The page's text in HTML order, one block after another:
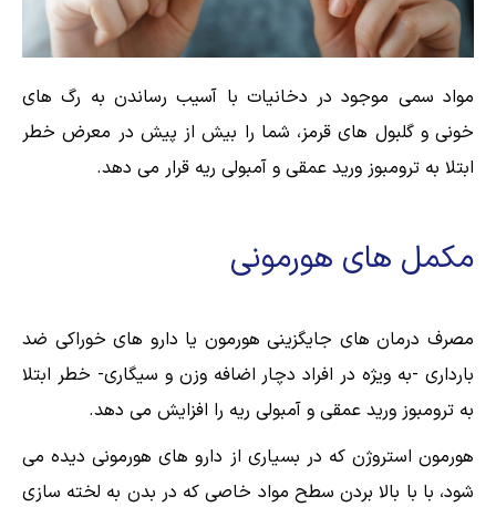
مواد سمی موجود در دخانیات با آسیب رساندن به رگ های
خونی و گلبول های قرمز، شما را بیش از پیش در معرض خطر
ابتلا به ترومبوز ورید عمقی و آمبولی ریه قرار می دهد.
مکمل های هورمونی
مصرف درمان های جایگزینی هورمون یا دارو های خوراکی ضد
بارداری -به ویژه در افراد دچار اضافه وزن و سیگاری- خطر ابتلا
به ترومبوز ورید عمقی و آمبولی ریه را افزایش می دهد.
هورمون استروژن که در بسیاری از دارو های هورمونی دیده می
شود، با با بالا بردن سطح مواد خاصی که در بدن به لخته سازی